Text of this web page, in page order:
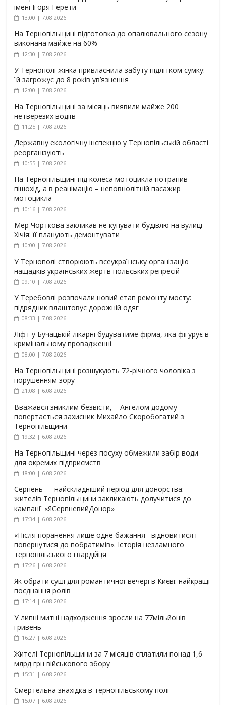
імені Ігоря Герети
13:00 | 7.08.2026
На Тернопільщині підготовка до опалювального сезону
виконана майже на 60%
12:30 | 7.08.2026
У Тернополі жінка привласнила забуту підлітком сумку:
їй загрожує до 8 років ув’язнення
12:00 | 7.08.2026
На Тернопільщині за місяць виявили майже 200
нетверезих водіїв
11:25 | 7.08.2026
Державну екологічну інспекцію у Тернопільській області
реорганізують
10:55 | 7.08.2026
На Тернопільщині під колеса мотоцикла потрапив
пішохід, а в реанімацію – неповнолітній пасажир
мотоцикла
10:16 | 7.08.2026
Мер Чорткова закликав не купувати будівлю на вулиці
Хічія: її планують демонтувати
10:00 | 7.08.2026
У Тернополі створюють всеукраїнську організацію
нащадків українських жертв польських репресій
09:10 | 7.08.2026
У Теребовлі розпочали новий етап ремонту мосту:
підрядник влаштовує дорожній одяг
08:33 | 7.08.2026
Ліфт у Бучацькій лікарні будуватиме фірма, яка фігурує в
кримінальному провадженні
08:00 | 7.08.2026
На Тернопільщині розшукують 72-річного чоловіка з
порушенням зору
21:08 | 6.08.2026
Вважався зниклим безвісти, – Ангелом додому
повертається захисник Михайло Скоробогатий з
Тернопільщини
19:32 | 6.08.2026
На Тернопільщині через посуху обмежили забір води
для окремих підприємств
18:00 | 6.08.2026
Серпень — найскладніший період для донорства:
жителів Тернопільщини закликають долучитися до
кампанії «ЯСерпневийДонор»
17:34 | 6.08.2026
«Після поранення лише одне бажання –відновитися і
повернутися до побратимів». Історія незламного
тернопільського гвардійця
17:26 | 6.08.2026
Як обрати суші для романтичної вечері в Києві: найкращі
поєднання ролів
17:14 | 6.08.2026
У липні митні надходження зросли на 77мільйонів
гривень
16:27 | 6.08.2026
Жителі Тернопільщини за 7 місяців сплатили понад 1,6
млрд грн військового збору
15:31 | 6.08.2026
Смертельна знахідка в тернопільському полі
15:07 | 6.08.2026